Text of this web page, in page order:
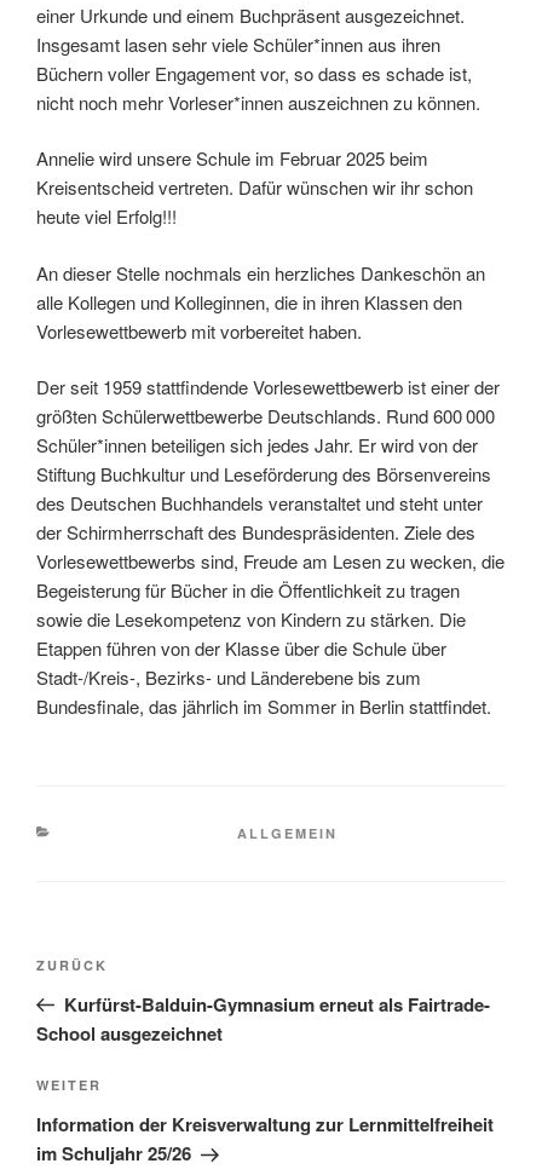
einer Urkunde und einem Buchpräsent ausgezeichnet.
Insgesamt lasen sehr viele Schüler*innen aus ihren
Büchern voller Engagement vor, so dass es schade ist,
nicht noch mehr Vorleser*innen auszeichnen zu können.
Annelie wird unsere Schule im Februar 2025 beim
Kreisentscheid vertreten. Dafür wünschen wir ihr schon
heute viel Erfolg!!!
An dieser Stelle nochmals ein herzliches Dankeschön an
alle Kollegen und Kolleginnen, die in ihren Klassen den
Vorlesewettbewerb mit vorbereitet haben.
Der seit 1959 stattfindende Vorlesewettbewerb ist einer der
größten Schülerwettbewerbe Deutschlands. Rund 600 000
Schüler*innen beteiligen sich jedes Jahr. Er wird von der
Stiftung Buchkultur und Leseförderung des Börsenvereins
des Deutschen Buchhandels veranstaltet und steht unter
der Schirmherrschaft des Bundespräsidenten. Ziele des
Vorlesewettbewerbs sind, Freude am Lesen zu wecken, die
Begeisterung für Bücher in die Öffentlichkeit zu tragen
sowie die Lesekompetenz von Kindern zu stärken. Die
Etappen führen von der Klasse über die Schule über
Stadt-/Kreis-, Bezirks- und Länderebene bis zum
Bundesfinale, das jährlich im Sommer in Berlin stattfindet.
KATEGORIEN
ALLGEMEIN
Beitragsnavigation
Vorheriger
Beitrag
ZURÜCK
Kurfürst-Balduin-Gymnasium erneut als Fairtrade-
School ausgezeichnet
Nächster
Beitrag
WEITER
Information der Kreisverwaltung zur Lernmittelfreiheit
im Schuljahr 25/26